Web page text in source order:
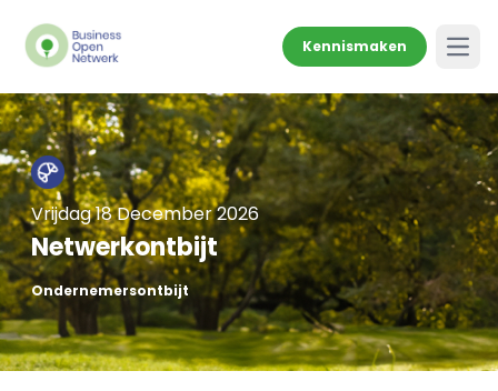
Kennismaken
Vrijdag 18 December 2026
Netwerkontbijt
Ondernemersontbijt